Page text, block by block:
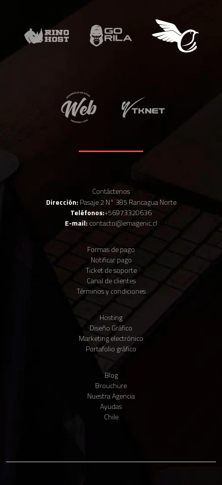
Contáctenos
Dirección: Pasaje 2 N° 385 Rancagua Norte
Teléfonos:+56973320636
E-mail: contacto@emagenic.cl
Formas de pago
Notificar pago
Ticket de soporte
Canal de clientes
Términos y condiciones
Hosting
Diseño Gráfico
Marketing electrónico
Portafolio gráfico
Blog
Brouchure
Nuestra Agencia
Ayudas
Chile
● Vendedor virtual · En línea
Para comenzar, cuéntanos tu nombre y tu WhatsApp 📱 Te enviaremos